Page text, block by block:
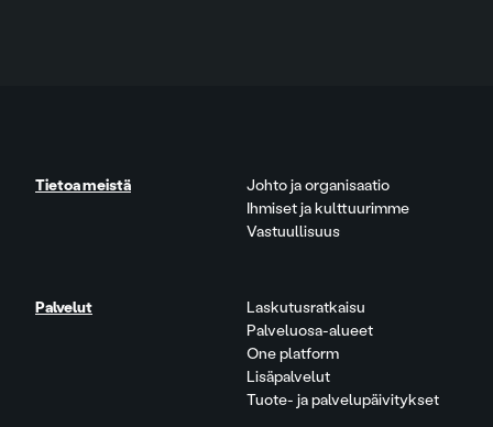
Tietoa meistä
Johto ja organisaatio
Ihmiset ja kulttuurimme
Vastuullisuus
Palvelut
Laskutusratkaisu
Palveluosa-alueet
One platform
Lisäpalvelut
Tuote- ja palvelupäivitykset